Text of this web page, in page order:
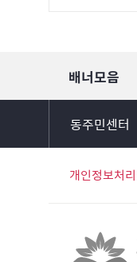
배너모음
경찰청 유실
동주민센터
개인정보처